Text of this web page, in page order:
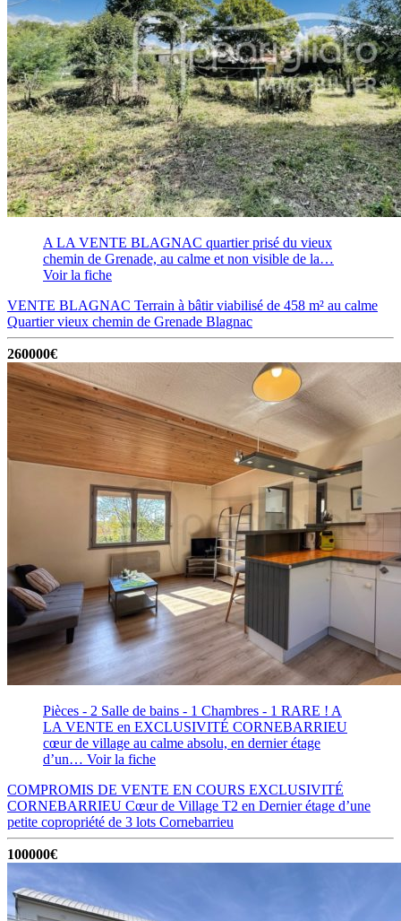
A LA VENTE BLAGNAC quartier prisé du vieux
chemin de Grenade, au calme et non visible de la…
Voir la fiche
VENTE BLAGNAC Terrain à bâtir viabilisé de 458 m² au calme
Quartier vieux chemin de Grenade Blagnac
260000€
Pièces - 2 Salle de bains - 1 Chambres - 1 RARE ! A
LA VENTE en EXCLUSIVITÉ CORNEBARRIEU
cœur de village au calme absolu, en dernier étage
d’un… Voir la fiche
COMPROMIS DE VENTE EN COURS EXCLUSIVITÉ
CORNEBARRIEU Cœur de Village T2 en Dernier étage d’une
petite copropriété de 3 lots Cornebarrieu
100000€